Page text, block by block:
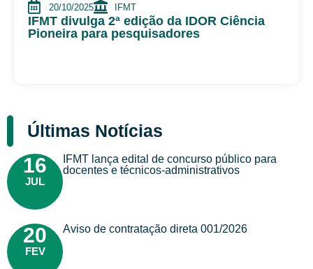
20/10/2025 IFMT
IFMT divulga 2ª edição da IDOR Ciência
Pioneira para pesquisadores
Últimas Notícias
16
JUL
IFMT lança edital de concurso público para
docentes e técnicos-administrativos
20
FEV
Aviso de contratação direta 001/2026